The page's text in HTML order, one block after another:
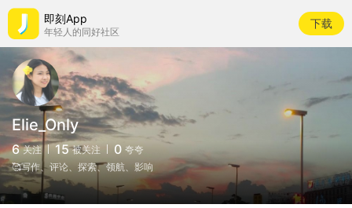
即刻App
年轻人的同好社区
下载
Elie_Only
6 关注 15 被关注 0 夸夸
🥰写作、评论、探索、领航、影响